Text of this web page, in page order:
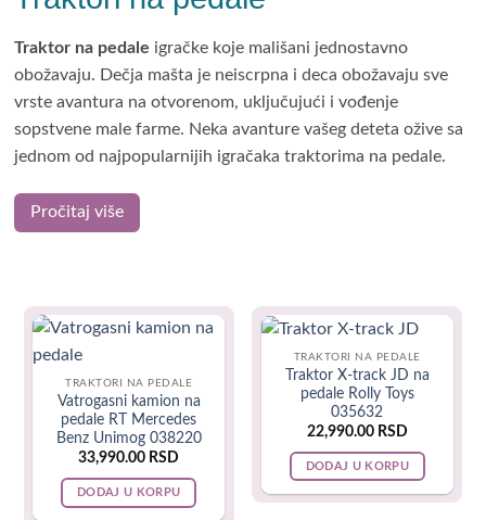
Traktor na pedale igračke koje mališani jednostavno
obožavaju. Dečja mašta je neiscrpna i deca obožavaju sve
vrste avantura na otvorenom, uključujući i vođenje
sopstvene male farme. Neka avanture vašeg deteta ožive sa
jednom od najpopularnijih igračaka traktorima na pedale.
U babypro prodavnici decijih igračaka nudimo vam najveći
izbor traktora bagera i ostalih decijih igracaka dostupne u
svim oblicima i veličinama i bojama. Kreirali smo fantastičan
asortiman decijih traktora na pedale i traktor za decu na
akumulator, kao i veliki asortiman dodatne opreme kako bi
vaš traktor bio još zabavniji.
Traktor na pedale vrste:
Pročitaj više
TRAKTORI NA PEDALE
Vatrogasni kamion na
pedale RT Mercedes
Benz Unimog 038220
33,990.00 RSD
DODAJ U KORPU
TRAKTORI NA PEDALE
Traktor X-track JD na
pedale Rolly Toys
035632
22,990.00 RSD
DODAJ U KORPU